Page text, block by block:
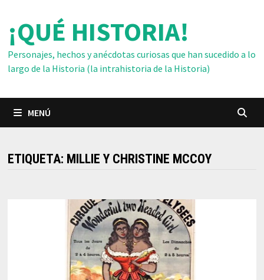
contenido
¡QUÉ HISTORIA!
Personajes, hechos y anécdotas curiosas que han sucedido a lo
largo de la Historia (la intrahistoria de la Historia)
MENÚ
ETIQUETA: MILLIE Y CHRISTINE MCCOY